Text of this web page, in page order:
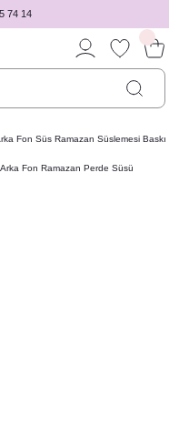
74 14
Fon Süs Ramazan Süslemesi